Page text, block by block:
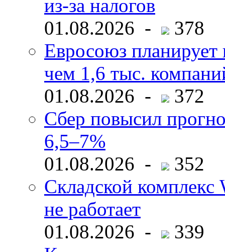
из-за налогов
01.08.2026 -
378
Евросоюз планирует
чем 1,6 тыс.
01.08.2026 -
372
Сбер повысил
6,5–7%
01.08.2026 -
352
Складской комплекс
не работает
01.08.2026 -
339